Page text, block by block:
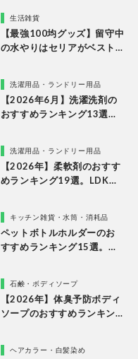
比較生活雑貨
【最強100均グッズ】留守中
の水やりはセリアがベスト
洗濯用品・ランドリー用品
【2026年6月】洗濯洗剤の
おすすめランキング13選。
検証洗濯用品・ランドリー用品
【2026年】柔軟剤のおすす
めランキング19選。LDKが
キッチン雑貨・水筒・消耗品
ペットボトルホルダーのお
すすめランキング15選。
石鹸・ボディソープ
【2026年】体臭予防ボディ
ソープのおすすめランキン
ヘアカラー・白髪染め